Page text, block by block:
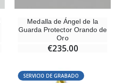
Medalla de Ángel de la
Guarda Protector Orando de
Oro
€235.00
SERVICIO DE GRABADO